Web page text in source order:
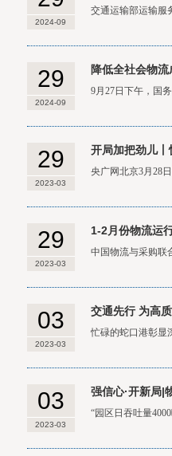
2024-09
交通运输部运输服
29
2024-09
降低全社会物
9月27日下午，国
29
2023-03
开局加把劲儿
央广网北京3月28
29
2023-03
1-2月份物流运
中国物流与采购联
03
2023-03
交通先行 为高
忙碌的蛇口港彰显
03
2023-03
强信心·开新局|
“园区日吞吐量